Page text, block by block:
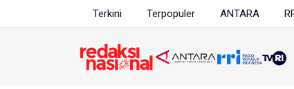
Terkini Terpopuler ANTARA